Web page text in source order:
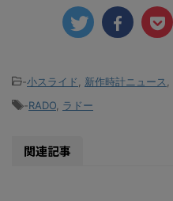
-小スライド 新作時計ニュース
-RADO ラドー
関連記事